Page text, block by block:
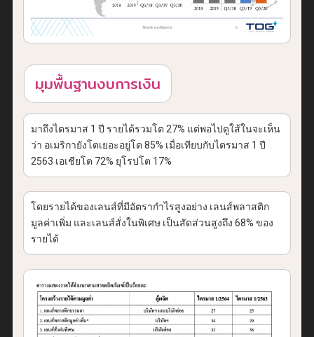
มุมพื้นฐานงบการเงิน
มาถึงไตรมาส 1 ปี รายได้รวมโต 27% แต่พอไปดูใส้ในจะเห็น
ว่า อเมริกายังโตเยอะอยู่โต 85% เมื่อเทียบกับไตรมาส 1 ปี
2563 เอเชียโต 72% ยุโรปโต 17%
โดยรายได้ของเลนส์ที่มีอัตรากำไรสูงอย่าง เลนส์พลาสติก
มูลค่าเพิ่ม และเลนส์สั่งในพิเศษ เป็นสัดส่วนสูงถึง 68% ของ
รายได้